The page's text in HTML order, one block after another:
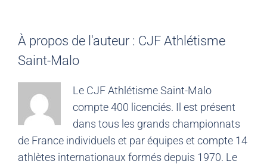
À propos de l'auteur : CJF Athlétisme
Saint-Malo
Le CJF Athlétisme Saint-Malo
compte 400 licenciés. Il est présent
dans tous les grands championnats
de France individuels et par équipes et compte 14
athlètes internationaux formés depuis 1970. Le